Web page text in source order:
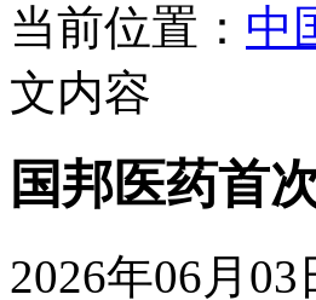
当前位置： 中
文内容
国邦医药首
2026年06月03